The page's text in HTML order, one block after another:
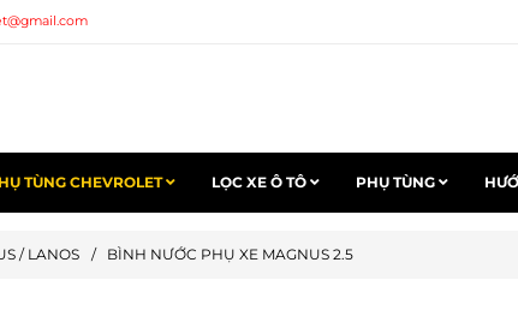
TÙNG CHEVROLET LỌC XE Ô TÔ PHỤ TÙNG
/ LANOS / BÌNH NƯỚC PHỤ XE MAGNUS 2.5